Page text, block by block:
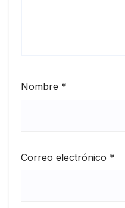
Nombre *
Correo electrónico *